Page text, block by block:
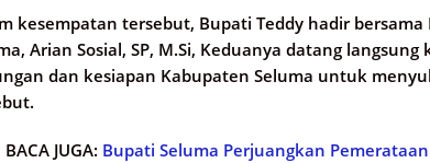
kesempatan tersebut, Bupati Teddy hadir
Arian Sosial, SP, M.Si, Keduanya datang
dan kesiapan Kabupaten Seluma untuk
BACA JUGA: Bupati Seluma Perjuangkan